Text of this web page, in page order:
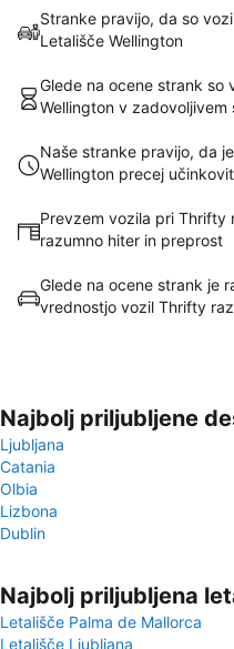
Stranke pravijo, da so
Letališče Wellington
Glede na ocene strank so
Wellington v zadovoljivem
Naše stranke pravijo, da
Wellington precej
Prevzem vozila pri Thrifty
razumno hiter in preprost
Glede na ocene strank je
vrednostjo vozil Thrifty
Najbolj priljubljene
Ljubljana
Catania
Olbia
Lizbona
Dublin
Najbolj priljubljena
Letališče Palma de Mallorca
Letališče Ljubljana